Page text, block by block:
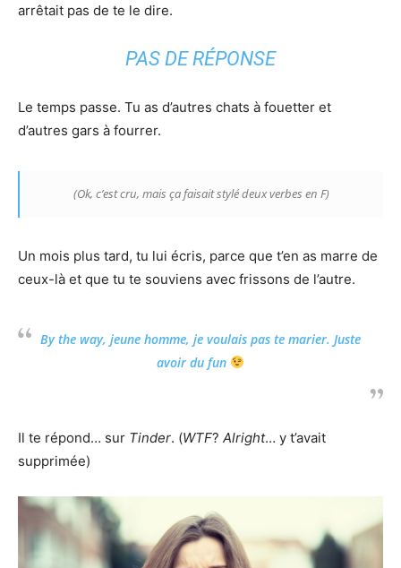
arrêtait pas de te le dire.
PAS DE RÉPONSE
Le temps passe. Tu as d’autres chats à fouetter et
d’autres gars à fourrer.
(Ok, c’est cru, mais ça faisait stylé deux verbes en F)
Un mois plus tard, tu lui écris, parce que t’en as marre de
ceux-là et que tu te souviens avec frissons de l’autre.
By the way, jeune homme, je voulais pas te marier. Juste
avoir dufun
Il te répond… sur Tinder. (WTF? Alright… y t’avait
supprimée)